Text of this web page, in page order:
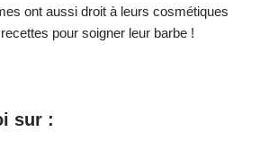
ont aussi droit à leurs cosmétiques
pour soigner leur barbe !
sur :